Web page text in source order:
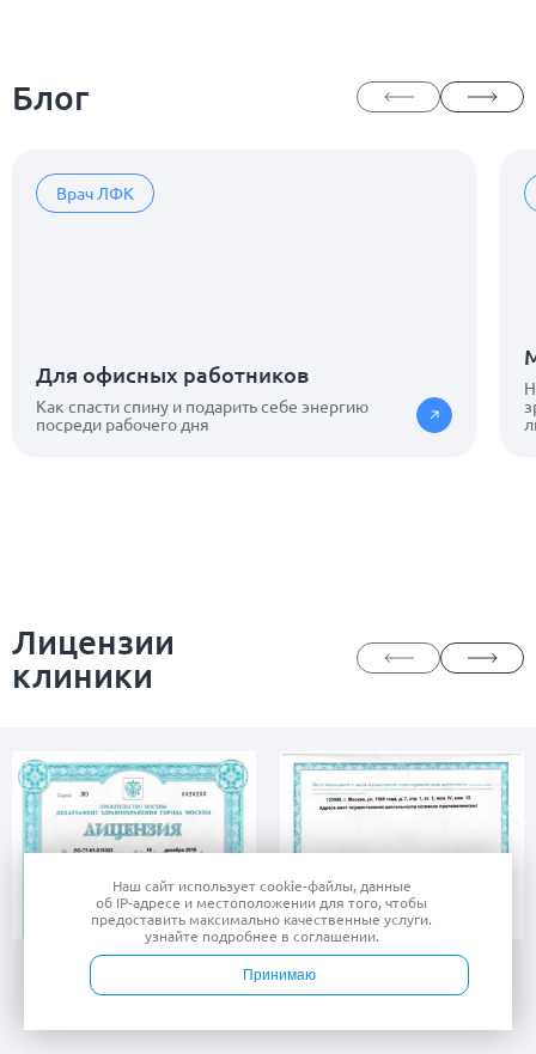
Блог
Врач ЛФК
Для офисных работников
Как спасти спину и подарить себе энергию
посреди рабочего дня
Лицензии
клиники
Наш сайт используетcookie-файлы, данные
об IP-адресе и местоположении для того, чтобы
предоставить максимально качественные услуги.
узнайте подробнее в соглашении.
Принимаю